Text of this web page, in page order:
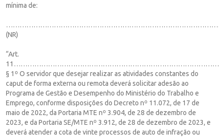
mínima de:
(NR)
“Art.
§ 1º O servidor que desejar realizar as atividades constantes do
caput de forma externa ou remota deverá solicitar adesão ao
Programa de Gestão e Desempenho do Ministério do Trabalho e
Emprego, conforme disposições do Decreto nº 11.072, de 17 de
maio de 2022, da Portaria MTE nº 3.904, de 28 de dezembro de
2023, e da Portaria SE/MTE nº 3.912, de 28 de dezembro de 2023, e
deverá atender a cota de vinte processos de auto de infração ou